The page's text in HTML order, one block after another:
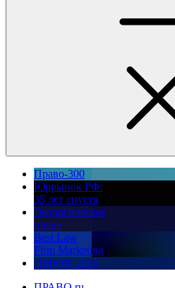
Право-300
Юррынок РФ:
35 лет спустя
Экологическое
право
Best Law
Firm Marketing
ПМЮФ 2026